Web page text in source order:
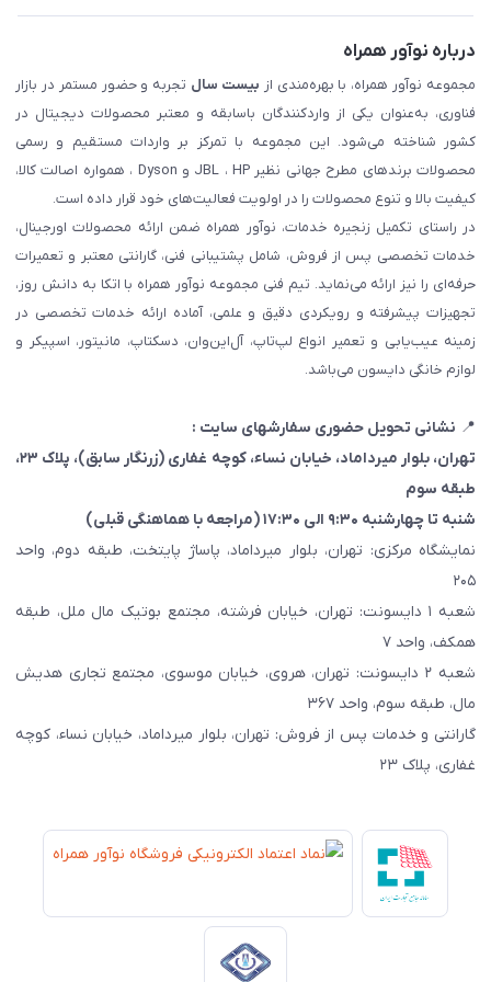
درباره نوآور همراه
مجموعه نوآور همراه، با بهره‌مندی از بیست سال تجربه و حضور مستمر در بازار
فناوری، به‌عنوان یکی از واردکنندگان باسابقه و معتبر محصولات دیجیتال در
کشور شناخته می‌شود. این مجموعه با تمرکز بر واردات مستقیم و رسمی
محصولات برندهای مطرح جهانی نظیر JBL ، HP و Dyson ، همواره اصالت کالا،
کیفیت بالا و تنوع محصولات را در اولویت فعالیت‌های خود قرار داده است.
در راستای تکمیل زنجیره خدمات، نوآور همراه ضمن ارائه محصولات اورجینال،
خدمات تخصصی پس از فروش، شامل پشتیبانی فنی، گارانتی معتبر و تعمیرات
حرفه‌ای را نیز ارائه می‌نماید. تیم فنی مجموعه نوآور همراه با اتکا به دانش روز،
تجهیزات پیشرفته و رویکردی دقیق و علمی، آماده ارائه خدمات تخصصی در
زمینه عیب‌یابی و تعمیر انواع لپ‌تاپ، آل‌این‌وان، دسکتاپ، مانیتور، اسپیکر و
لوازم خانگی دایسون می‌باشد.
📍 نشانی تحویل حضوری سفارشهای سایت :
تهران، بلوار میرداماد، خیابان نساء، کوچه غفاری (زرنگار سابق)
، پلاک ۲۳،
طبقه سوم
شنبه تا چهارشنبه ۹:۳۰ الی ۱۷:۳۰ (مراجعه با هماهنگی قبلی)
نمایشگاه مرکزی: تهران، بلوار میرداماد، پاساژ پایتخت، طبقه دوم، واحد
۲۰۵
شعبه ۱ دایسونت: تهران، خیابان فرشته، مجتمع بوتیک مال ملل، طبقه
همکف، واحد ۷
شعبه ۲ دایسونت: تهران، هروی، خیابان موسوی، مجتمع تجاری هدیش
مال، طبقه سوم، واحد ۳۶۷
گارانتی و خدمات پس از فروش: تهران، بلوار میرداماد، خیابان نساء، کوچه
غفاری، پلاک ۲۳